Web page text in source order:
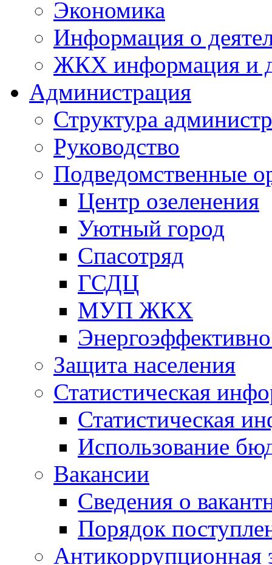
Экономика
Информация о
ЖКХ информация и
Администрация
Структура
Руководство
Подведомственные
Центр озеленения
Уютный город
Спасотряд
ГСДЦ
МУП ЖКХ
Защита населения
Статистическая
Статистическая
Использование
Вакансии
Сведения о
Порядок
Антикоррупционная